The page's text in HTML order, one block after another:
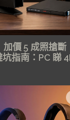
價 5 成照搶斷
指南：PC 睇